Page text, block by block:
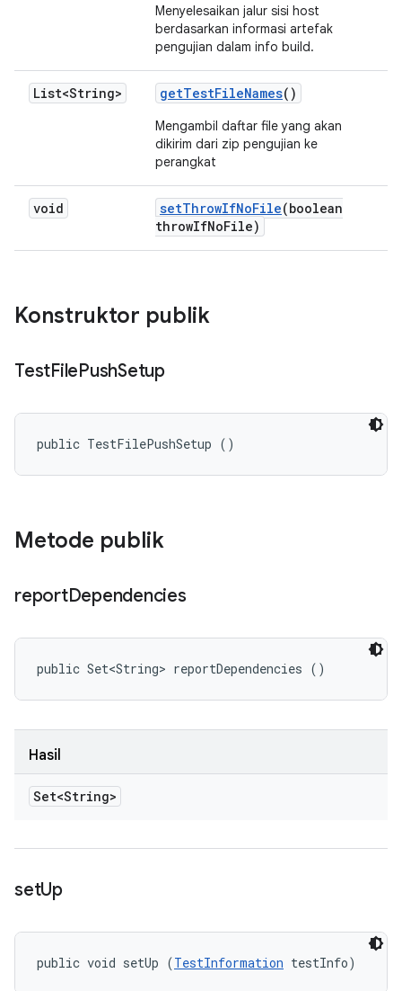
Menyelesaikan jalur sisi host
berdasarkan informasi artefak
pengujian dalam info build.
List<String> getTestFileNames()
Mengambil daftar file yang akan
dikirim dari zip pengujian ke
perangkat
void setThrowIfNoFile(boolean
throwIfNoFile)
Konstruktor publik
TestFilePushSetup
public TestFilePushSetup ()
Metode publik
reportDependencies
public Set<String> reportDependencies ()
Hasil
Set<String>
setUp
public void setUp (TestInformation testInfo)